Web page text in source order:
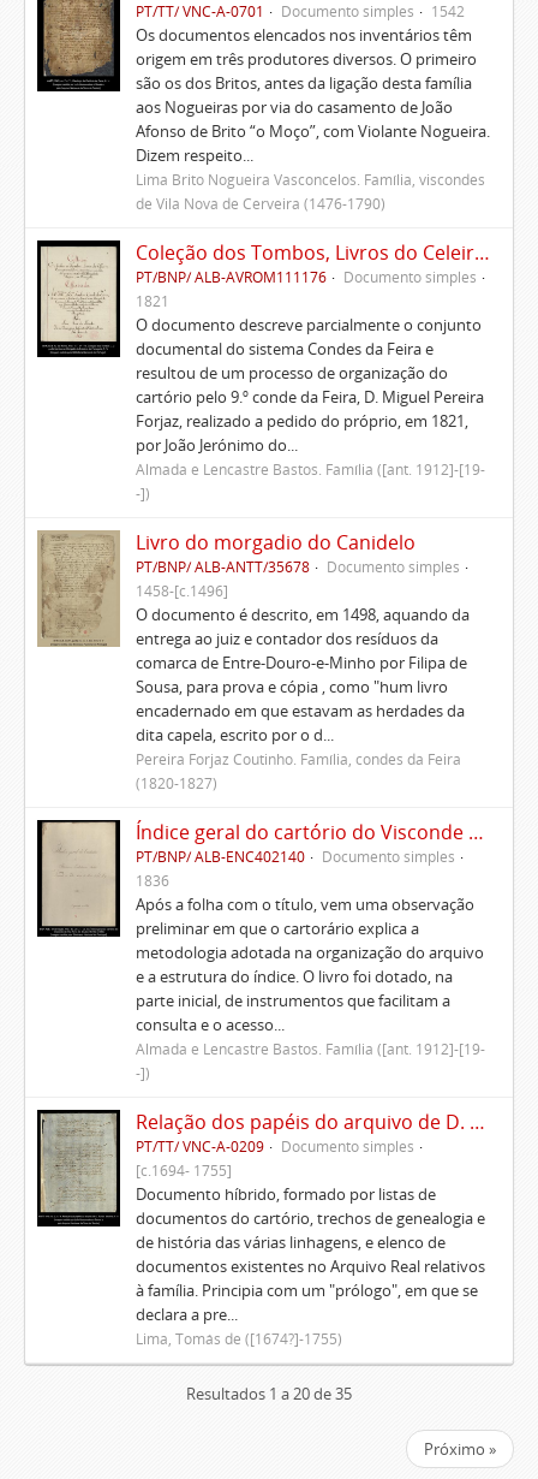
PT/TT/ VNC-A-0701 Documento simples 1542
Os documentos elencados nos inventários têm
origem em três produtores diversos. O primeiro
são os dos Britos, antes da ligação desta família
aos Nogueiras por via do casamento de João
Afonso de Brito “o Moço”, com Violante Nogueira.
Dizem respeito...
Lima Brito Nogueira Vasconcelos. Família, viscondes
de Vila Nova de Cerveira (1476-1790)
Coleção dos Tombos, Livros do Celeiro, Escrituras, Documentos e títulos pertencentes ao Morgado de Freiriz e de Penegate
PT/BNP/ ALB-AVROM111176
Documento simples
1821
O documento descreve parcialmente o conjunto
documental do sistema Condes da Feira e
resultou de um processo de organização do
cartório pelo 9.º conde da Feira, D. Miguel Pereira
Forjaz, realizado a pedido do próprio, em 1821,
por João Jerónimo do...
Almada e Lencastre Bastos. Família ([ant. 1912]-[19-
-])
Livro do morgadio do Canidelo
PT/BNP/ ALB-ANTT/35678
Documento simples
1458-[c.1496]
O documento é descrito, em 1498, aquando da
entrega ao juiz e contador dos resíduos da
comarca de Entre-Douro-e-Minho por Filipa de
Sousa, para prova e cópia , como "hum livro
encadernado em que estavam as herdades da
dita capela, escrito por o d...
Pereira Forjaz Coutinho. Família, condes da Feira
(1820-1827)
Índice geral do cartório do Visconde de Vila Nova do Souto d'El-Rei
PT/BNP/ ALB-ENC402140
Documento simples
1836
Após a folha com o título, vem uma observação
preliminar em que o cartorário explica a
metodologia adotada na organização do arquivo
e a estrutura do índice. O livro foi dotado, na
parte inicial, de instrumentos que facilitam a
consulta e o acesso...
Almada e Lencastre Bastos. Família ([ant. 1912]-[19-
-])
Relação dos papéis do arquivo de D. Tomás de Lima
PT/TT/ VNC-A-0209
Documento simples
[c.1694- 1755]
Documento híbrido, formado por listas de
documentos do cartório, trechos de genealogia e
de história das várias linhagens, e elenco de
documentos existentes no Arquivo Real relativos
à família. Principia com um "prólogo", em que se
declara a pre...
Lima, Tomás de ([1674?]-1755)
Resultados 1 a 20 de 35
Próximo »